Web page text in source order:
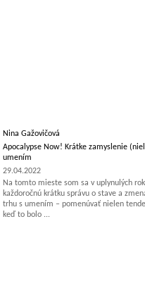
Nina Gažovičová
Apocalypse Now! Krátke zamyslenie
umením
29.04.2022
Na tomto mieste som sa v uplynulých
každoročnú krátku správu o stave a
trhu s umením – pomenúvať nielen
keď to bolo ...